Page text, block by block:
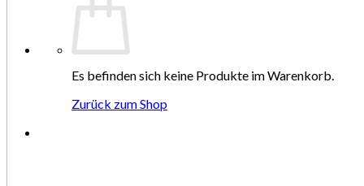
Es befinden sich keine Produkte im Warenkorb.
Zurück zum Shop